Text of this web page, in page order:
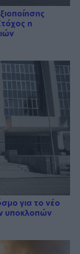
η
για το νέο
υποκλοπών